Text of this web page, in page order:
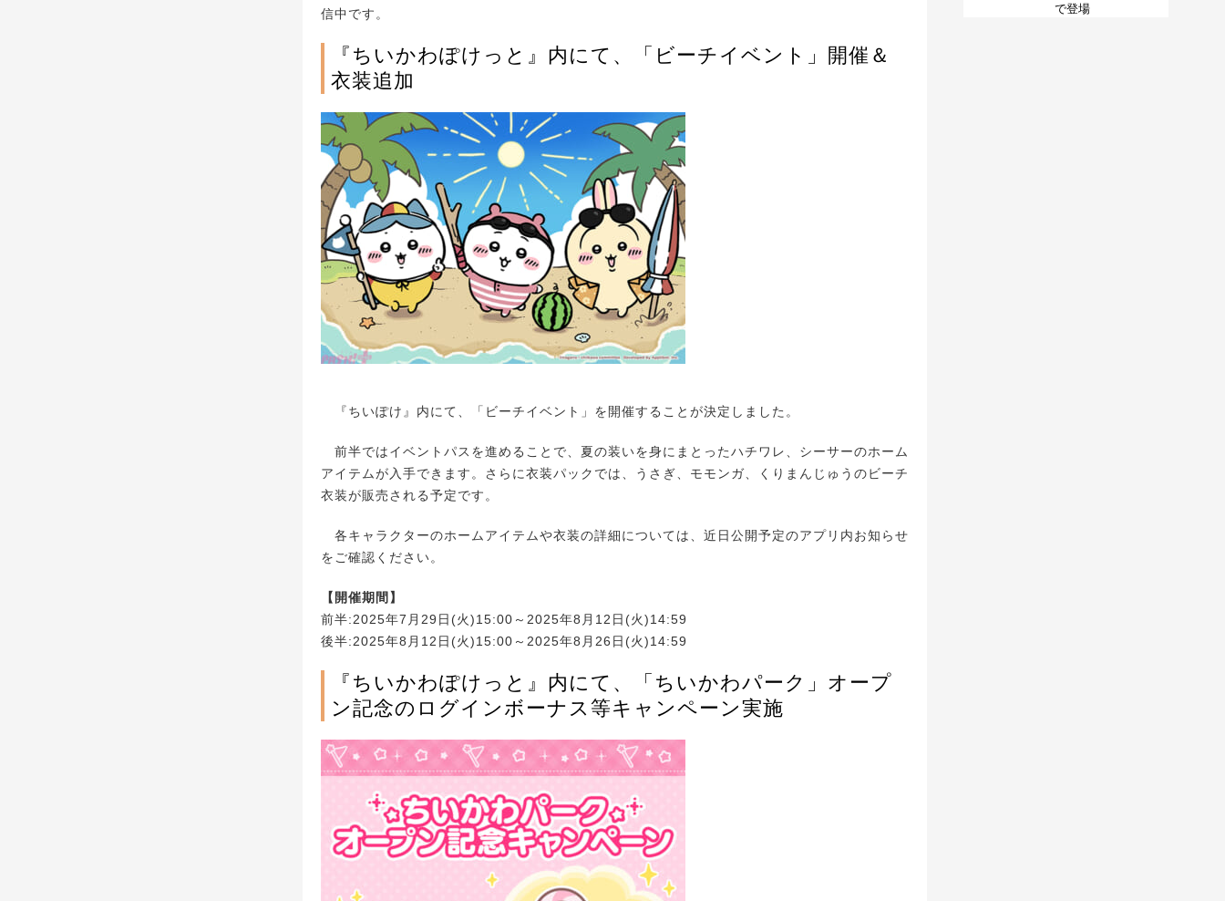
信中です。
『ちいかわぽけっと』内にて、「ビーチイベント」開催＆
衣装追加
『ちいぽけ』内にて、「ビーチイベント」を開催することが決定しました。
前半ではイベントパスを進めることで、夏の装いを身にまとったハチワレ、シーサーのホーム
アイテムが入手できます。さらに衣装パックでは、うさぎ、モモンガ、くりまんじゅうのビーチ
衣装が販売される予定です。
各キャラクターのホームアイテムや衣装の詳細については、近日公開予定のアプリ内お知らせ
をご確認ください。
【開催期間】
前半:2025年7月29日(火)15:00～2025年8月12日(火)14:59
後半:2025年8月12日(火)15:00～2025年8月26日(火)14:59
『ちいかわぽけっと』内にて、「ちいかわパーク」オープ
ン記念のログインボーナス等キャンペーン実施
で登場